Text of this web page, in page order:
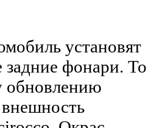
установят
задние фонари. То
обновлению
внешность